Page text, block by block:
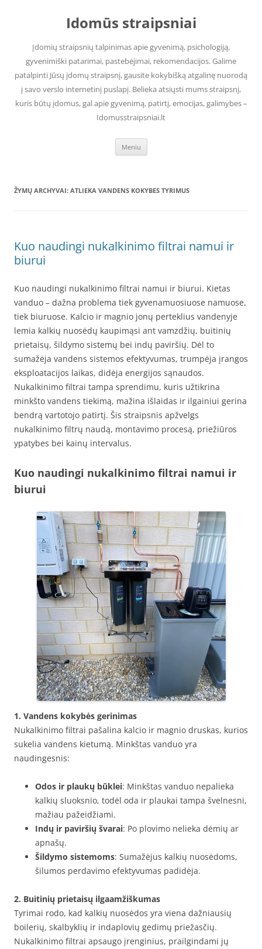
Idomūs straipsniai
Įdomių straipsnių talpinimas apie gyvenimą, psichologiją,
gyvenimiški patarimai, pastebėjimai, rekomendacijos. Galime
patalpinti Jūsų įdomų straipsnį, gausite kokybišką atgalinę nuorodą
į savo verslo internetinį puslapį. Belieka atsiųsti mums straipsnį,
kuris būtų įdomus, gal apie gyvenimą, patirtį, emocijas, galimybes –
Idomusstraipsniai.lt
Meniu
ŽYMŲ ARCHYVAI: ATLIEKA VANDENS KOKYBES TYRIMUS
Kuo naudingi nukalkinimo filtrai namui ir
biurui
Kuo naudingi nukalkinimo filtrai namui ir biurui. Kietas
vanduo – dažna problema tiek gyvenamuosiuose namuose,
tiek biuruose. Kalcio ir magnio jonų perteklius vandenyje
lemia kalkių nuosėdų kaupimąsi ant vamzdžių, buitinių
prietaisų, šildymo sistemų bei indų paviršių. Dėl to
sumažėja vandens sistemos efektyvumas, trumpėja įrangos
eksploatacijos laikas, didėja energijos sąnaudos.
Nukalkinimo filtrai tampa sprendimu, kuris užtikrina
minkšto vandens tiekimą, mažina išlaidas ir ilgainiui gerina
bendrą vartotojo patirtį. Šis straipsnis apžvelgs
nukalkinimo filtrų naudą, montavimo procesą, priežiūros
ypatybes bei kainų intervalus.
Kuo naudingi nukalkinimo filtrai namui ir
biurui
1. Vandens kokybės gerinimas
Nukalkinimo filtrai pašalina kalcio ir magnio druskas, kurios
sukelia vandens kietumą. Minkštas vanduo yra
naudingesnis:
Odos ir plaukų būklei: Minkštas vanduo nepalieka
kalkių sluoksnio, todėl oda ir plaukai tampa švelnesni,
mažiau pažeidžiami.
Indų ir paviršių švarai: Po plovimo nelieka dėmių ar
apnašų.
Šildymo sistemoms: Sumažėjus kalkių nuosėdoms,
šilumos perdavimo efektyvumas padidėja.
2. Buitinių prietaisų ilgaamžiškumas
Tyrimai rodo, kad kalkių nuosėdos yra viena dažniausių
boilerių, skalbyklių ir indaplovių gedimų priežasčių.
Nukalkinimo filtrai apsaugo įrenginius, prailgindami jų